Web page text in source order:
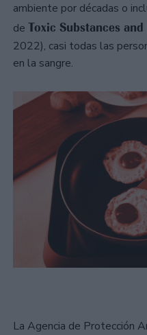
ambiente por décadas o
de Toxic Substances
2022), casi todas las
en la sangre.
La Agencia de Protección